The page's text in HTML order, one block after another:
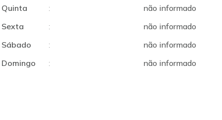
Quinta
:
não informado
Sexta
:
não informado
Sábado
:
não informado
Domingo
: não informado